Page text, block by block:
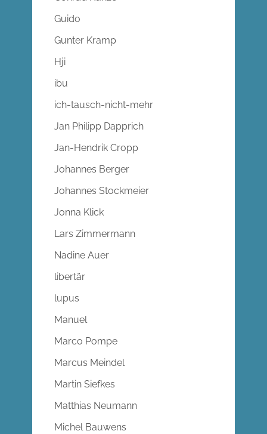
Guido
Gunter Kramp
Hji
ibu
ich-tausch-nicht-mehr
Jan Philipp Dapprich
Jan-Hendrik Cropp
Johannes Berger
Johannes Stockmeier
Jonna Klick
Lars Zimmermann
Nadine Auer
libertär
lupus
Manuel
Marco Pompe
Marcus Meindel
Martin Siefkes
Matthias Neumann
Michel Bauwens